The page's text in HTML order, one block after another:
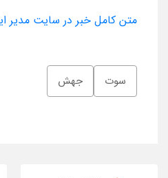
متن کامل خبر در سایت مدیر
سوت جهش